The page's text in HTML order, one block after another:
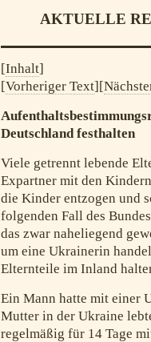
AKTUELLE
[Inhalt]
[Vorheriger Text][
Deutschland festhalten
Viele getrennt lebende
Expartner mit den
die Kinder entzogen und
folgenden Fall des
das zwar naheliegend
um eine Ukrainerin
Elternteile im Inland
Ein Mann hatte mit einer
Mutter in der Ukraine
regelmäßig für 14 Tage